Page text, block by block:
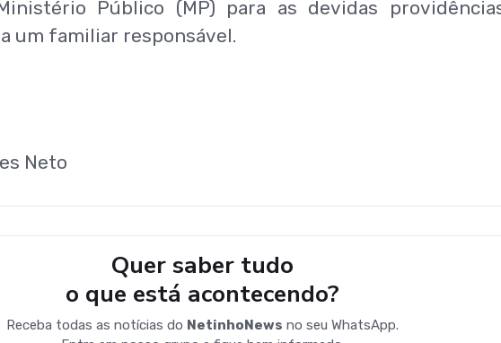
Público (MP) para as devidas
um familiar responsável.
Neto
Quer saber tudo
o que está acontecendo?
Receba todas as notícias do NetinhoNews no seu WhatsApp.